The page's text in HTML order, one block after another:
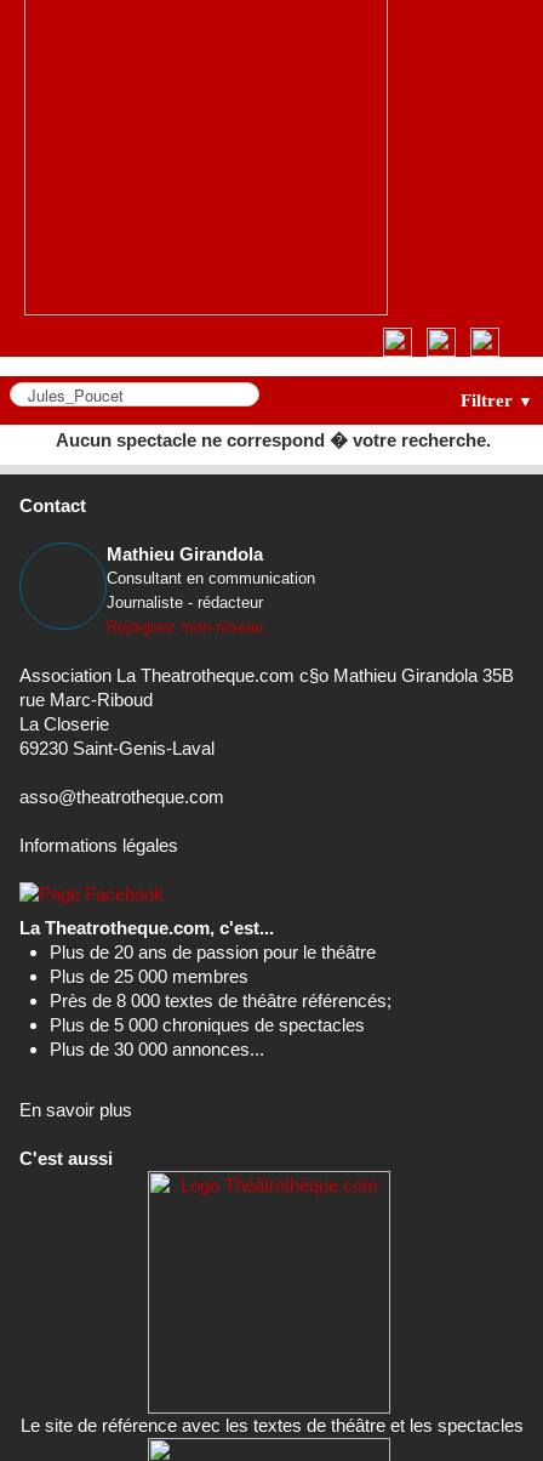
Filtrer ▼
Aucun spectacle ne correspond � votre recherche.
Contact
Mathieu Girandola
Consultant en communication
Journaliste - rédacteur
Rejoignez mon réseau
Association La Theatrotheque.com c§o Mathieu Girandola 35B
rue Marc-Riboud
La Closerie
69230 Saint-Genis-Laval
asso@theatrotheque.com
Informations légales
La Theatrotheque.com, c'est...
Plus de 20 ans de passion pour le théâtre
Plus de 25 000 membres
Près de 8 000 textes de théâtre référencés;
Plus de 5 000 chroniques de spectacles
Plus de 30 000 annonces...
En savoir plus
C'est aussi
Le site de référence avec les textes de théâtre et les spectacles